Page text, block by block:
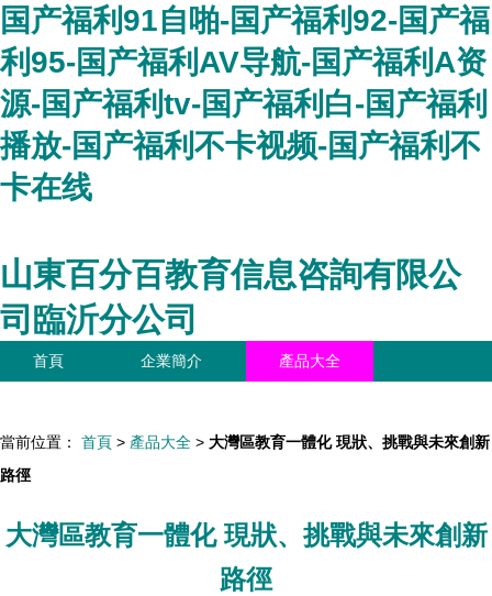
国产福利91自啪-国产福利92-国产福
利95-国产福利AV导航-国产福利A资
源-国产福利tv-国产福利白-国产福利
播放-国产福利不卡视频-国产福利不
卡在线
山東百分百教育信息咨詢有限公
司臨沂分公司
首頁 企業簡介 產品大全
當前位置： 首頁 > 產品大全 > 大灣區教育一體化 現狀、挑戰與未來創新
路徑
大灣區教育一體化 現狀、挑戰與未來創新
路徑